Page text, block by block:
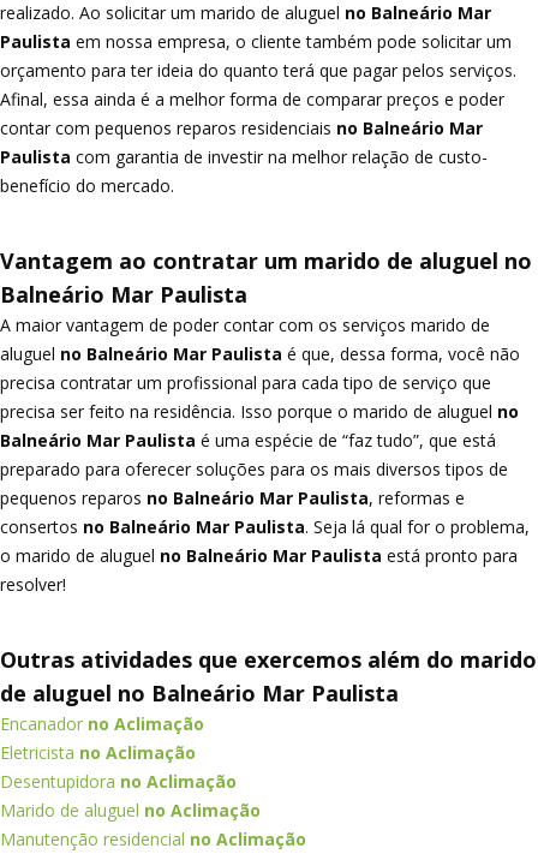
realizado. Ao solicitar um marido de aluguel no Balneário Mar
Paulista em nossa empresa, o cliente também pode solicitar um
orçamento para ter ideia do quanto terá que pagar pelos serviços.
Afinal, essa ainda é a melhor forma de comparar preços e poder
contar com pequenos reparos residenciais no Balneário Mar
Paulista com garantia de investir na melhor relação de custo-
benefício do mercado.
Vantagem ao contratar um marido de aluguel no
Balneário Mar Paulista
A maior vantagem de poder contar com os serviços marido de
aluguel no Balneário Mar Paulista é que, dessa forma, você não
precisa contratar um profissional para cada tipo de serviço que
precisa ser feito na residência. Isso porque o marido de aluguel no
Balneário Mar Paulista é uma espécie de “faz tudo”, que está
preparado para oferecer soluções para os mais diversos tipos de
pequenos reparos no Balneário Mar Paulista, reformas e
consertos no Balneário Mar Paulista. Seja lá qual for o problema,
o marido de aluguel no Balneário Mar Paulista está pronto para
resolver!
Outras atividades que exercemos além do marido
de aluguel no Balneário Mar Paulista
Encanador no Aclimação
Eletricista no Aclimação
Desentupidora no Aclimação
Marido de aluguel no Aclimação
Manutenção residencial no Aclimação